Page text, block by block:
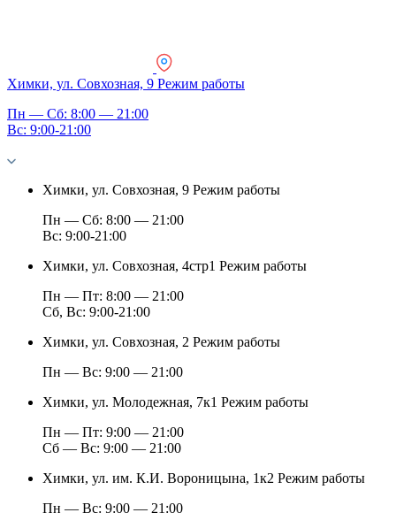
Химки, ул. Совхозная, 9 Режим работы
Пн — Сб: 8:00 — 21:00
Вс: 9:00-21:00
Химки, ул. Совхозная, 9 Режим работы
Пн — Сб: 8:00 — 21:00
Вс: 9:00-21:00
Химки, ул. Совхозная, 4стр1 Режим работы
Пн — Пт: 8:00 — 21:00
Сб, Вс: 9:00-21:00
Химки, ул. Совхозная, 2 Режим работы
Пн — Вс: 9:00 — 21:00
Химки, ул. Молодежная, 7к1 Режим работы
Пн — Пт: 9:00 — 21:00
Cб — Вс: 9:00 — 21:00
Химки, ул. им. К.И. Вороницына, 1к2 Режим работы
Пн — Вс: 9:00 — 21:00